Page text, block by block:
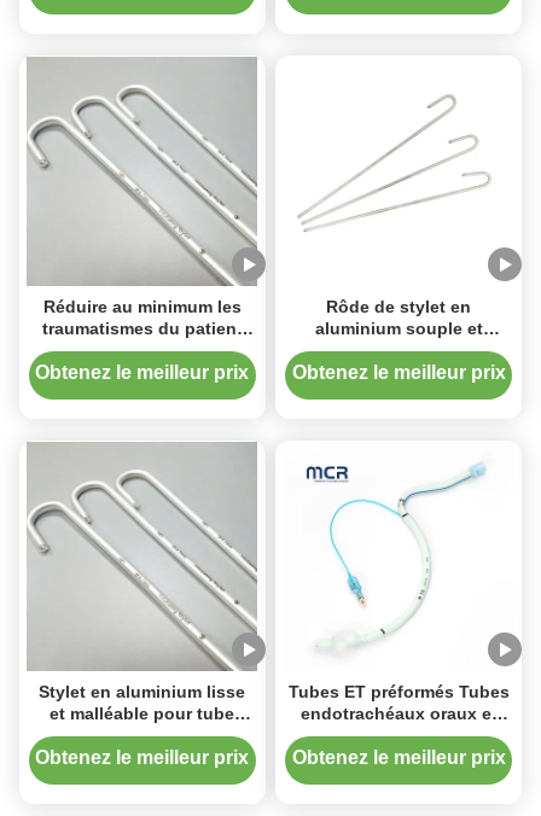
Réduire au minimum les
traumatismes du patient
Stylet de tube
endotrachéal nasal avec
Obtenez le meilleur prix
Rôde de stylet en
aluminium souple et
jetable pour tube
endotrachéal nasal
Obtenez le meilleur prix
Stylet en aluminium lisse
et malléable pour tube
endotrachéal nasal
Obtenez le meilleur prix
Tubes ET préformés Tubes
endotrachéaux oraux et
nasaux jetables
Obtenez le meilleur prix